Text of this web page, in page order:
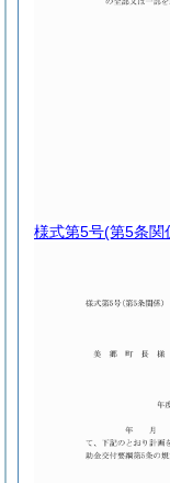
様式第5号(第5条関